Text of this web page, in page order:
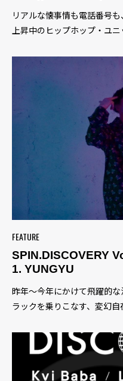
リアルな懐事情も電話番号
上昇中のヒップホップ・ユ
FEATURE
SPIN.DISCOVERY
1. YUNGYU
昨年〜今年にかけて飛躍的
ラックを乗りこなす、変幻自